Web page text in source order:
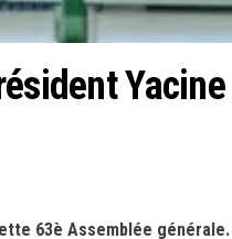
63è Assemblée